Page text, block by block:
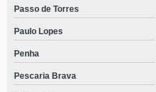
Passo de Torres
Paulo Lopes
Penha
Pescaria Brava